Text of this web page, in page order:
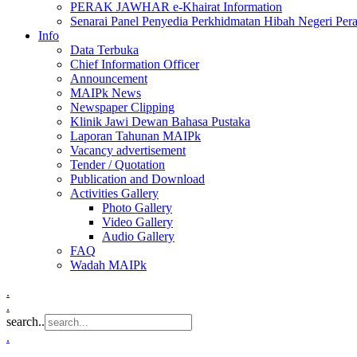
PERAK JAWHAR e-Khairat Information
Senarai Panel Penyedia Perkhidmatan Hibah Negeri
Info
Data Terbuka
Chief Information Officer
Announcement
MAIPk News
Newspaper Clipping
Klinik Jawi Dewan Bahasa Pustaka
Laporan Tahunan MAIPk
Vacancy advertisement
Tender / Quotation
Publication and Download
Activities Gallery
Photo Gallery
Video Gallery
Audio Gallery
FAQ
Wadah MAIPk
.
.
search..
.